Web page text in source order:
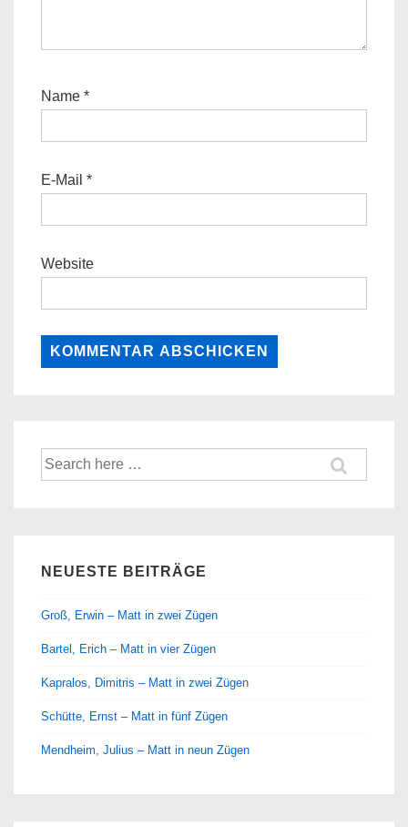
Name *
E-Mail *
Website
Suche
nach:
NEUESTE BEITRÄGE
Groß, Erwin – Matt in zwei Zügen
Bartel, Erich – Matt in vier Zügen
Kapralos, Dimitris – Matt in zwei Zügen
Schütte, Ernst – Matt in fünf Zügen
Mendheim, Julius – Matt in neun Zügen